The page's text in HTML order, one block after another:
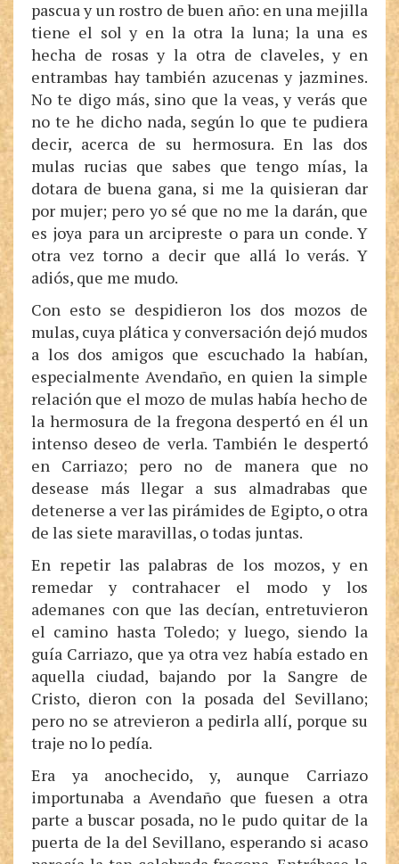
pascua y un rostro de buen año: en una mejilla
tiene el sol y en la otra la luna; la una es
hecha de rosas y la otra de claveles, y en
entrambas hay también azucenas y jazmines.
No te digo más, sino que la veas, y verás que
no te he dicho nada, según lo que te pudiera
decir, acerca de su hermosura. En las dos
mulas rucias que sabes que tengo mías, la
dotara de buena gana, si me la quisieran dar
por mujer; pero yo sé que no me la darán, que
es joya para un arcipreste o para un conde. Y
otra vez torno a decir que allá lo verás. Y
adiós, que me mudo.
Con esto se despidieron los dos mozos de
mulas, cuya plática y conversación dejó mudos
a los dos amigos que escuchado la habían,
especialmente Avendaño, en quien la simple
relación que el mozo de mulas había hecho de
la hermosura de la fregona despertó en él un
intenso deseo de verla. También le despertó
en Carriazo; pero no de manera que no
desease más llegar a sus almadrabas que
detenerse a ver las pirámides de Egipto, o otra
de las siete maravillas, o todas juntas.
En repetir las palabras de los mozos, y en
remedar y contrahacer el modo y los
ademanes con que las decían, entretuvieron
el camino hasta Toledo; y luego, siendo la
guía Carriazo, que ya otra vez había estado en
aquella ciudad, bajando por la Sangre de
Cristo, dieron con la posada del Sevillano;
pero no se atrevieron a pedirla allí, porque su
traje no lo pedía.
Era ya anochecido, y, aunque Carriazo
importunaba a Avendaño que fuesen a otra
parte a buscar posada, no le pudo quitar de la
puerta de la del Sevillano, esperando si acaso